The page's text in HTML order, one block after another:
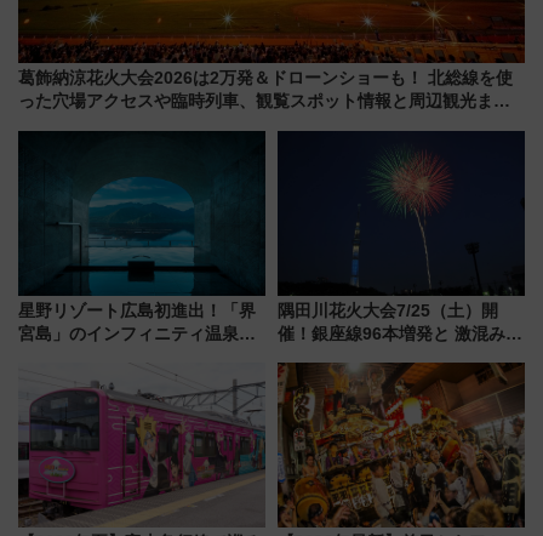
葛飾納涼花火大会2026は2万発＆ドローンショーも！ 北総線を使
った穴場アクセスや臨時列車、観覧スポット情報と周辺観光まと
星野リゾート広島初進出！「界
宮島」のインフィニティ温泉と
宿泊料金・アクセスは？（2026
年7月23日開業）
隅田川花火大会7/25（土）開
催！銀座線96本増発と 激混みの
アクセス攻略法、2万発の花火が
都心の夜に！